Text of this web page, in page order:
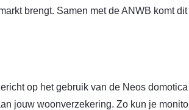
brengt. Samen met de ANWB komt
op het gebruik van de Neos
jouw woonverzekering. Zo kun je